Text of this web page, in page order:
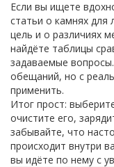
Если вы ищете
статьи о камнях
цель и о различиях
найдёте таблицы
задаваемые
обещаний, но с
применить.
Итог прост:
очистите его,
забывайте, что
происходит внутри
вы идёте по нему с